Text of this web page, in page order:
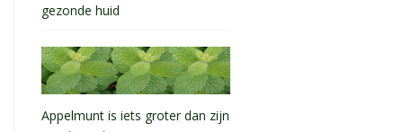
gezonde huid
Appelmunt is iets groter dan zijn